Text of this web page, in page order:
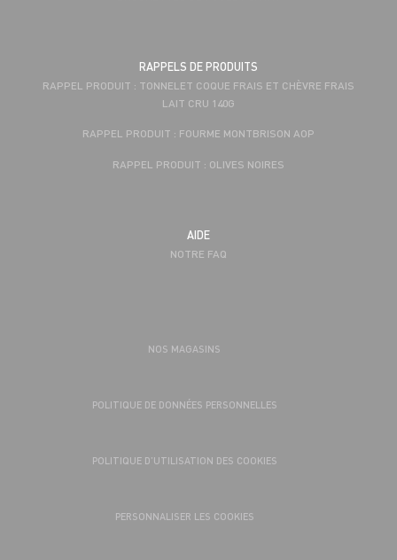
RAPPELS DE PRODUITS
RAPPEL PRODUIT : TONNELET COQUE FRAIS ET CHÈVRE FRAIS
LAIT CRU 140G
RAPPEL PRODUIT : FOURME MONTBRISON AOP
RAPPEL PRODUIT : OLIVES NOIRES
AIDE
NOTRE FAQ
NOS MAGASINS
POLITIQUE DE DONNÉES PERSONNELLES
POLITIQUE D’UTILISATION DES COOKIES
PERSONNALISER LES COOKIES